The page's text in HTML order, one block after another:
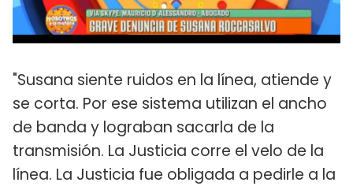
"Susana siente ruidos en la línea, atiende y
se corta. Por ese sistema utilizan el ancho
de banda y lograban sacarla de la
transmisión. La Justicia corre el velo de la
línea. La Justicia fue obligada a pedirle a la